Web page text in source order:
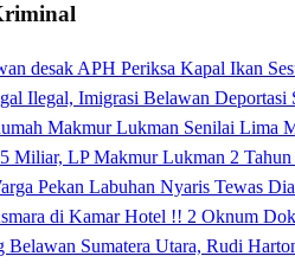
desak APH Periksa Kapal Ikan
Ilegal, Imigrasi Belawan Deportasi
Makmur Lukman Senilai Lima
Miliar, LP Makmur Lukman 2 Tahun
Pekan Labuhan Nyaris Tewas
di Kamar Hotel !! 2 Oknum
Belawan Sumatera Utara, Rudi